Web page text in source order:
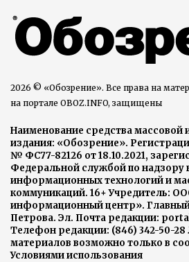
2026 © «Обозрение». Все права на
на портале OBOZ.INFO, защищены
Наименование средства массовой
издания: «Обозрение».
№ ФС77-82126 от 18.10.2021,
Федеральной службой по надзору
информационных технологий и
коммуникаций. 16+ Учредитель:
информационный центр».
Петрова. Эл. Почта редакции:
Телефон редакции: (846) 342-50-
материалов возможно только в
Условиями использования